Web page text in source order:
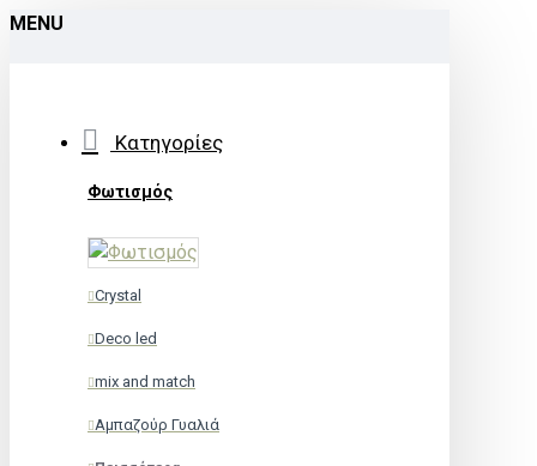
MENU
Κατηγορίες
Φωτισμός
Crystal
Deco led
mix and match
Αμπαζούρ Γυαλιά